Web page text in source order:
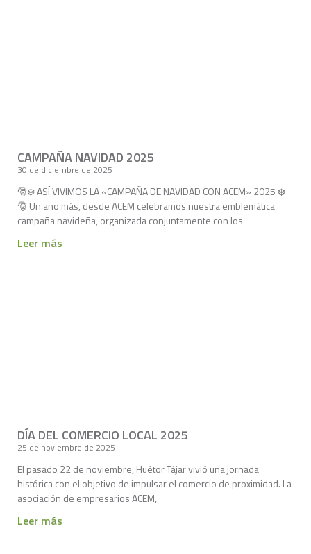
CAMPAÑA NAVIDAD 2025
30 de diciembre de 2025
🎅❄️ ASÍ VIVIMOS LA «CAMPAÑA DE NAVIDAD CON ACEM» 2025 ❄️
🎅 Un año más, desde ACEM celebramos nuestra emblemática
campaña navideña, organizada conjuntamente con los
Leer más
DÍA DEL COMERCIO LOCAL 2025
25 de noviembre de 2025
El pasado 22 de noviembre, Huétor Tájar vivió una jornada
histórica con el objetivo de impulsar el comercio de proximidad. La
asociación de empresarios ACEM,
Leer más